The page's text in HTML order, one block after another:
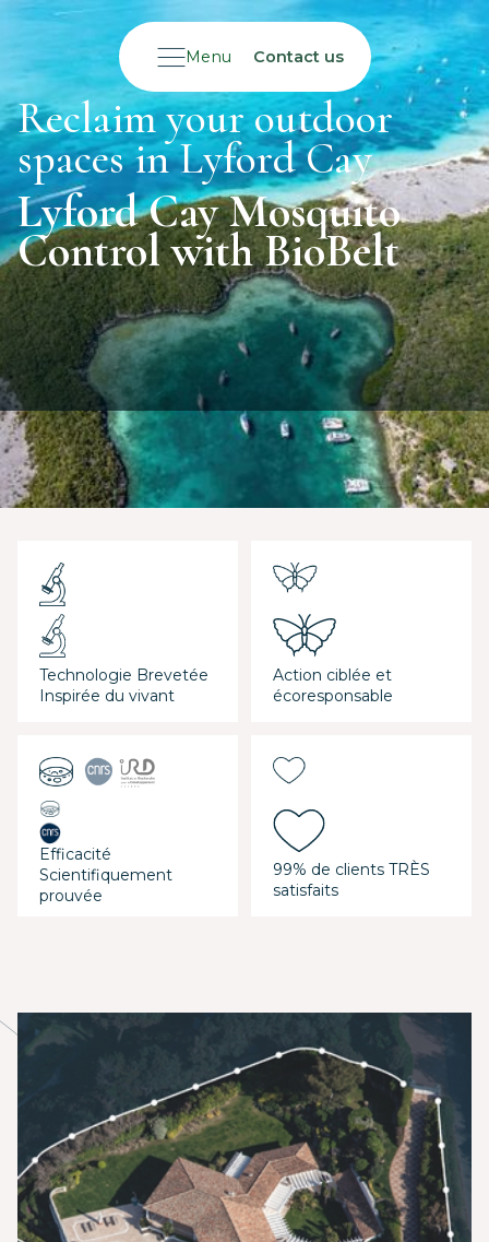
Menu Contact us
Reclaim your outdoor
spaces in Lyford Cay
Lyford Cay Mosquito
Control with BioBelt
Technologie Brevetée
Inspirée du vivant
Action ciblée et
écoresponsable
Efficacité
Scientifiquement
prouvée
99% de clients TRÈS
satisfaits